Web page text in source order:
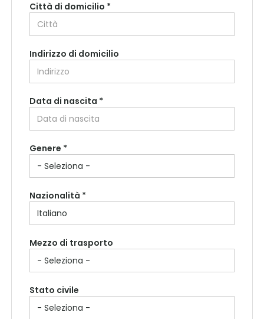
Città di domicilio *
Indirizzo di domicilio
Paese di residenza *
Regione di residenza *
Città di residenza
Indirizzo di residenza
Data di nascita *
Genere *
Nazionalità *
Mezzo di trasporto
Stato civile